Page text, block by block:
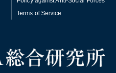
Terms of Service